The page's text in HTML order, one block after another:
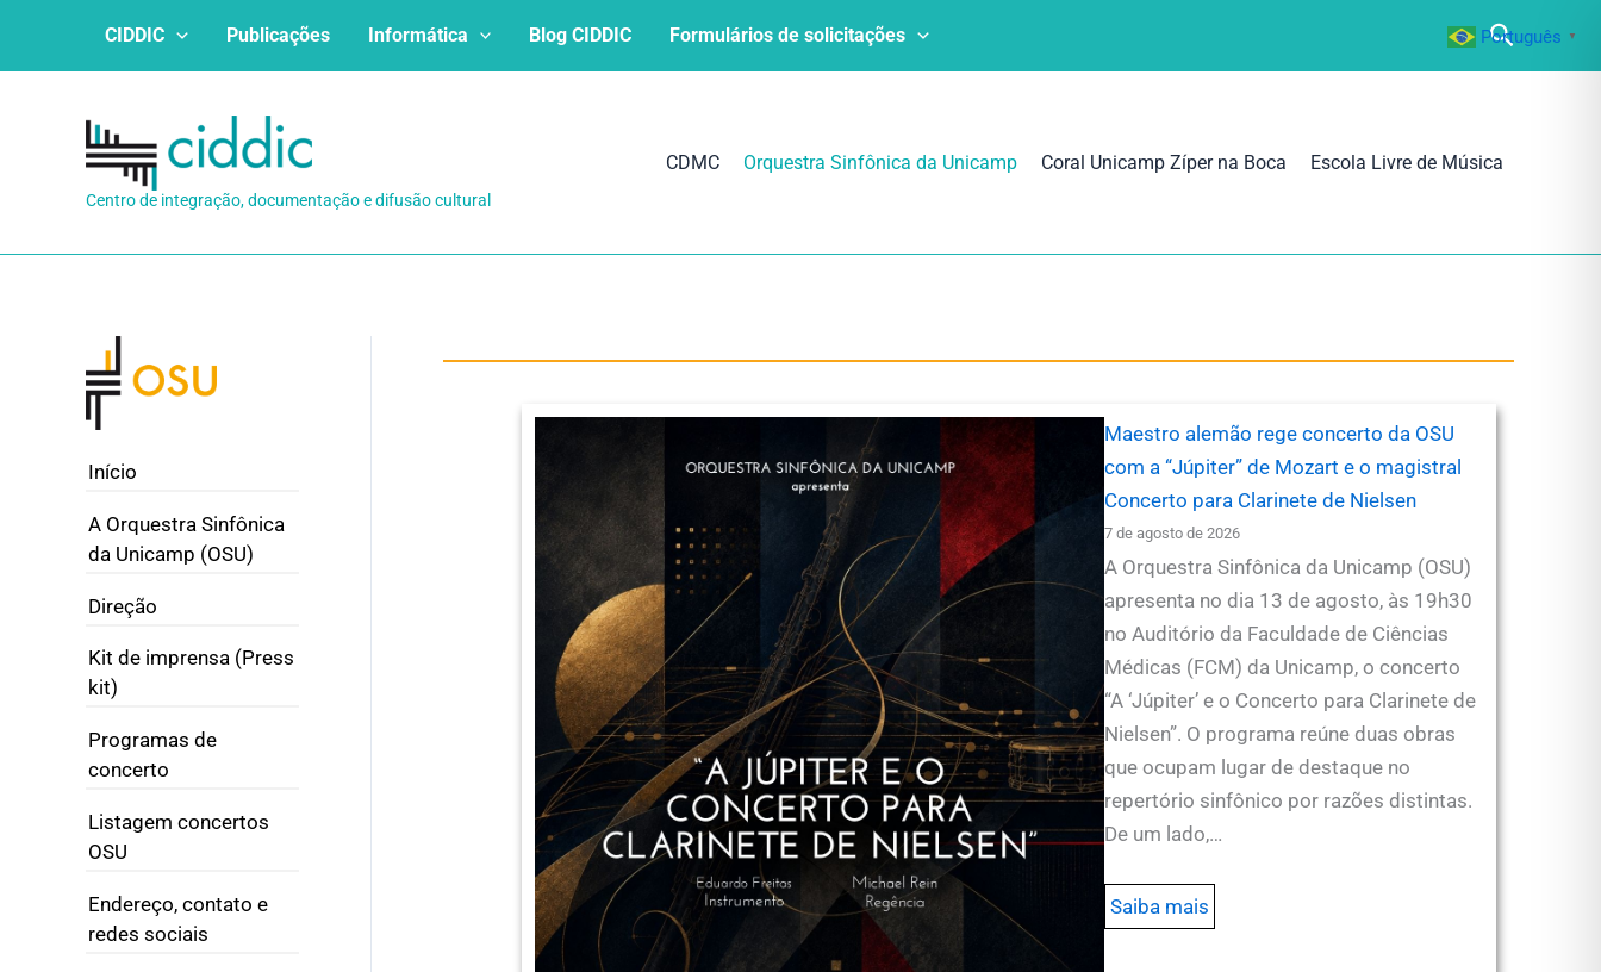
CIDDIC Publicações Informática Blog CIDDIC Formulários de solicitações
Centro de integração, documentação e difusão cultural
CDMC Orquestra Sinfônica da Unicamp Coral Unicamp Zíper na Boca Escola Livre de Música
Início
A Orquestra Sinfônica
da Unicamp (OSU)
Direção
Kit de imprensa (Press
kit)
Programas de
concerto
Listagem concertos
OSU
Endereço, contato e
redes sociais
Maestro alemão rege concerto da OSU
com a “Júpiter” de Mozart e o magistral
Concerto para Clarinete de Nielsen
7 de agosto de 2026
A Orquestra Sinfônica da Unicamp (OSU)
apresenta no dia 13 de agosto, às 19h30
no Auditório da Faculdade de Ciências
Médicas (FCM) da Unicamp, o concerto
“A ‘Júpiter’ e o Concerto para Clarinete de
Nielsen”. O programa reúne duas obras
que ocupam lugar de destaque no
repertório sinfônico por razões distintas.
De um lado,…
Saiba mais
Português ▼